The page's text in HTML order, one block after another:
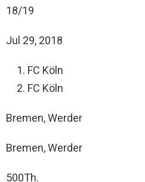
18/19
Jul 29, 2018
FC Köln
FC Köln
Bremen, Werder
Bremen, Werder
500Th.